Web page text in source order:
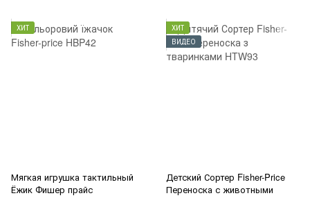
ХИТ
Мягкая игрушка тактильный
Ёжик Фишер прайс
ХИТ
ВИДЕО
Детский Сортер Fisher-Price
Переноска с животными